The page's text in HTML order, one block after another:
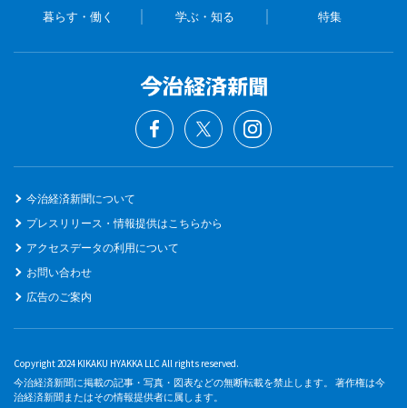
暮らす・働く 学ぶ・知る 特集
今治経済新聞について
プレスリリース・情報提供はこちらから
アクセスデータの利用について
お問い合わせ
広告のご案内
Copyright 2024 KIKAKU HYAKKA LLC All rights reserved.
今治経済新聞に掲載の記事・写真・図表などの無断転載を禁止します。 著作権は今
治経済新聞またはその情報提供者に属します。